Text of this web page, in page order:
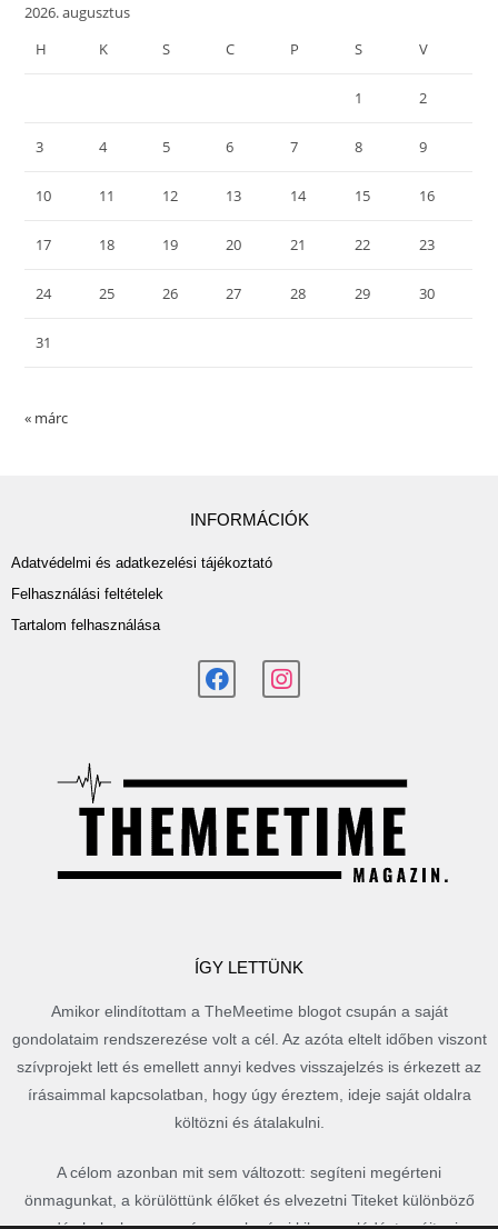
2026. augusztus
H
K S C P S V
1 2
3 4 5 6 7 8 9
10 11 12 13 14 15 16
17 18 19 20 21 22 23
24 25 26 27 28 29 30
31
« márc
INFORMÁCIÓK
Adatvédelmi és adatkezelési tájékoztató
Felhasználási feltételek
Tartalom felhasználása
ÍGY LETTÜNK
Amikor elindítottam a TheMeetime blogot csupán a saját
gondolataim rendszerezése volt a cél. Az azóta eltelt időben viszont
szívprojekt lett és emellett annyi kedves visszajelzés is érkezett az
írásaimmal kapcsolatban, hogy úgy éreztem, ideje saját oldalra
költözni és átalakulni.
A célom azonban mit sem változott: segíteni megérteni
önmagunkat, a körülöttünk élőket és elvezetni Titeket különböző